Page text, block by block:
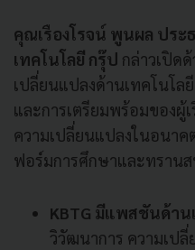
คุณเรืองโรจน์ พูนผล ปร
เทคโนโลยี กรุ๊ป กล่าวเปิด
เปลี่ยนแปลงด้านเทคโนโล
และการเตรียมพร้อมของผู้
ความเปลี่ยนแปลงในอนาค
ฟอร์มการศึกษาและทราน
KBTG มีแพสชันด้าน
วิวัฒนาการ ความเป